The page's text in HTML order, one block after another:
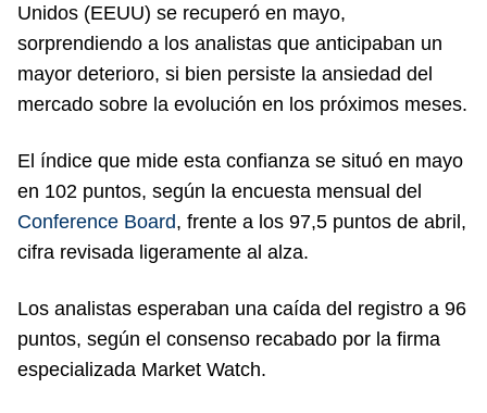
Unidos (EEUU) se recuperó en mayo,
sorprendiendo a los analistas que anticipaban un
mayor deterioro, si bien persiste la ansiedad del
mercado sobre la evolución en los próximos meses.
El índice que mide esta confianza se situó en mayo
en 102 puntos, según la encuesta mensual del
Conference Board, frente a los 97,5 puntos de abril,
cifra revisada ligeramente al alza.
Los analistas esperaban una caída del registro a 96
puntos, según el consenso recabado por la firma
especializada Market Watch.